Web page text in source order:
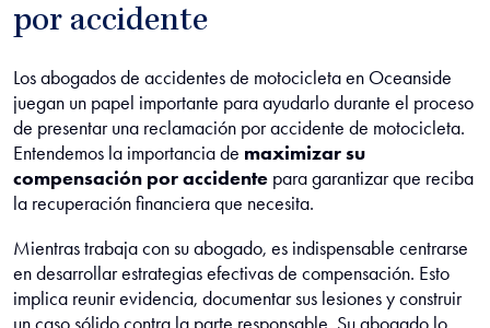
por accidente
Los abogados de accidentes de motocicleta en Oceanside
juegan un papel importante para ayudarlo durante el proceso
de presentar una reclamación por accidente de motocicleta.
Entendemos la importancia de maximizar su
compensación por accidente para garantizar que reciba
la recuperación financiera que necesita.
Mientras trabaja con su abogado, es indispensable centrarse
en desarrollar estrategias efectivas de compensación. Esto
implica reunir evidencia, documentar sus lesiones y construir
un caso sólido contra la parte responsable. Su abogado lo